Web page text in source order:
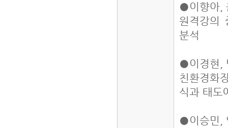
●이향아,
원격강의
분석
●이경현,
친환경화
식과 태도
●이승민,